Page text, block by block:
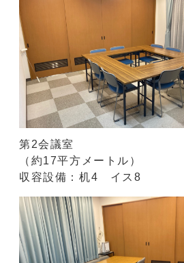
第2会議室
（約17平方メートル）
収容設備：机4 イス8